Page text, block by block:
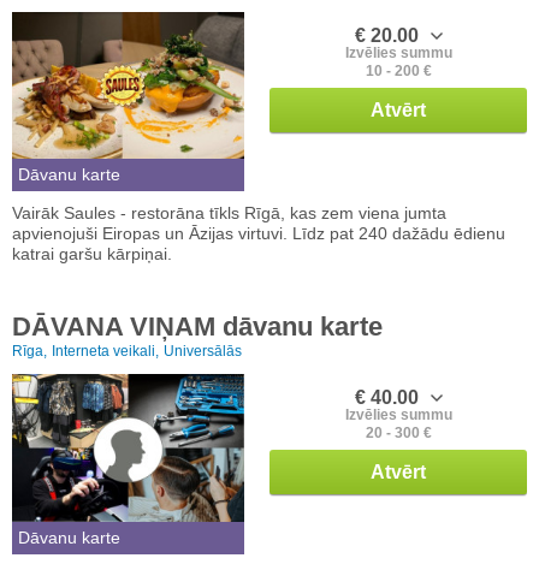
Dāvanu karte
€ 20.00
Izvēlies summu
10 - 200 €
Atvērt
Vairāk Saules - restorāna tīkls Rīgā, kas zem viena jumta
apvienojuši Eiropas un Āzijas virtuvi. Līdz pat 240 dažādu ēdienu
katrai garšu kārpiņai.
DĀVANA VIŅAM dāvanu karte
Rīga, Interneta veikali, Universālās
Dāvanu karte
€ 40.00
Izvēlies summu
20 - 300 €
Atvērt